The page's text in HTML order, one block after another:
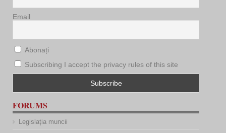
Email
Abonați
Subscribing I accept the privacy rules of this site
FORUMS
Legislația muncii